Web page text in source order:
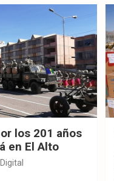
los 201 años
en El Alto